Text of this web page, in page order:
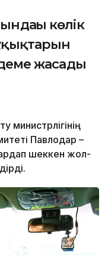
көлік
жасады
министрлігінің
Павлодар –
шеккен жол-